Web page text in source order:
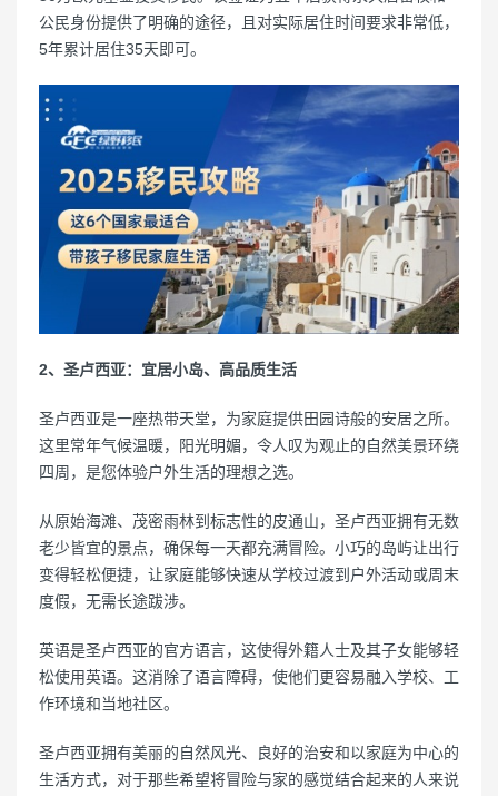
公民身份提供了明确的途径，且对实际居住时间要求非常低，
5年累计居住35天即可。
2、圣卢西亚：宜居小岛、高品质生活
圣卢西亚是一座热带天堂，为家庭提供田园诗般的安居之所。
这里常年气候温暖，阳光明媚，令人叹为观止的自然美景环绕
四周，是您体验户外生活的理想之选。
从原始海滩、茂密雨林到标志性的皮通山，圣卢西亚拥有无数
老少皆宜的景点，确保每一天都充满冒险。小巧的岛屿让出行
变得轻松便捷，让家庭能够快速从学校过渡到户外活动或周末
度假，无需长途跋涉。
英语是圣卢西亚的官方语言，这使得外籍人士及其子女能够轻
松使用英语。这消除了语言障碍，使他们更容易融入学校、工
作环境和当地社区。
圣卢西亚拥有美丽的自然风光、良好的治安和以家庭为中心的
生活方式，对于那些希望将冒险与家的感觉结合起来的人来说